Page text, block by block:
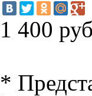
1 400 руб
*